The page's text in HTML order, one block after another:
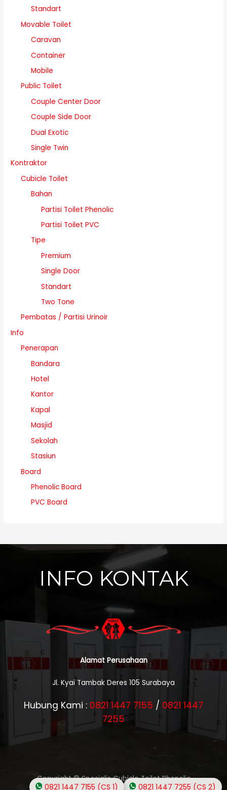
Standart
Movable Toilet
Caravan
Container
Mobile
Public Toilet
Couple Center Door
Couple Side Door
Dual Exotic
Single Twin
Kontraktor
Cubicle Toilet
Bahan
Partisi Toilet Phenolic
Partisi Toilet PVC
Tipe
Premium
Single Door
Standart
Two Tone
Pembatas / Partisi Urinoir
Info
Penerapan
Bandara
Hotel
Kantor
Kapal
Masjid
Sekolah
Stasiun
Board
Phenolic Board
PVC Board
INFO KONTAK
Alamat Perusahaan
Jl. Kyai Tambak Deres 105 Surabaya
0821 1447 7255 (CS 2)
0821 1447 7155 (CS 1)
Hubung Kami : 0821 1447 7155 / 0821 1447
7255
Copyright © Spesialis Cubicle Toilet Phenolic